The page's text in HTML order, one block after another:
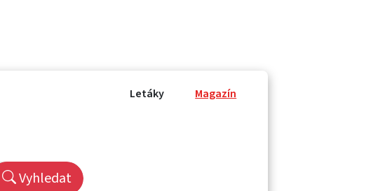
Letáky Magazín
Vyhledat